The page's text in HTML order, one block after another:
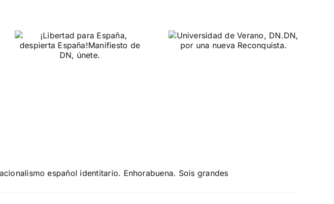
Universidad de
Verano, DN.
español identitario. Enhorabuena. Sois grandes